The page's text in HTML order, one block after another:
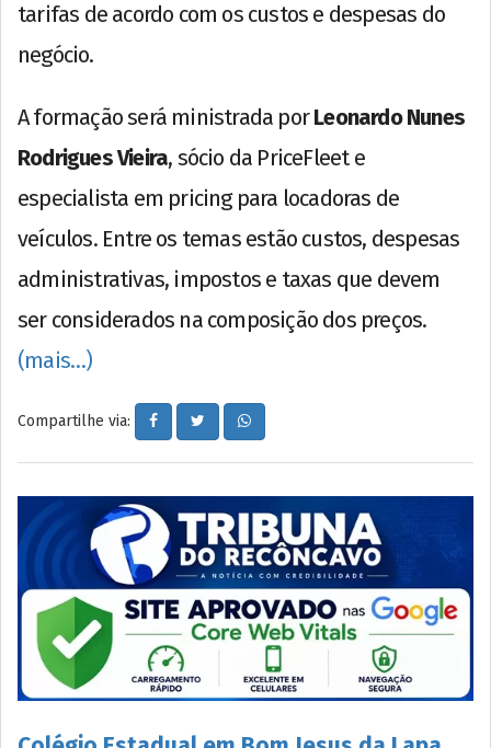
tarifas de acordo com os custos e despesas do
negócio.
A formação será ministrada porLeonardo Nunes
Rodrigues Vieira, sócio da PriceFleet e
especialista em pricing para locadoras de
veículos. Entre os temas estão custos, despesas
administrativas, impostos e taxas que devem
ser considerados na composição dos preços.
(mais…)
Compartilhe via: